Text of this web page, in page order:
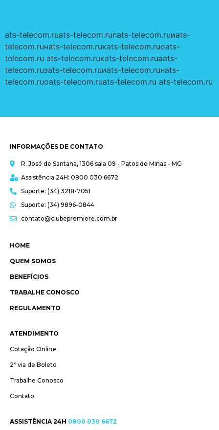
ats-telecom.ruats-telecom.ruпats-telecom.ruиats-
telecom.ruнats-telecom.ruкats-telecom.ruоats-
telecom.ru ats-telecom.ruкats-telecom.ruаats-
telecom.ruзats-telecom.ruиats-telecom.ruнats-
telecom.ruоats-telecom.ruats-telecom.ru ats-telecom.ru
INFORMAÇÕES DE CONTATO
R. José de Santana, 1306 sala 09 - Patos de Minas - MG
Assistência 24H: 0800 030 6672
Suporte: (34) 3218-7051
Suporte: (34) 9896-0844
contato@clubepremiere.com.br
HOME
QUEM SOMOS
BENEFÍCIOS
TRABALHE CONOSCO
REGULAMENTO
ATENDIMENTO
Cotação Online
2ª via de Boleto
Trabalhe Conosco
Contato
ASSISTÊNCIA 24H 0800 030 6672